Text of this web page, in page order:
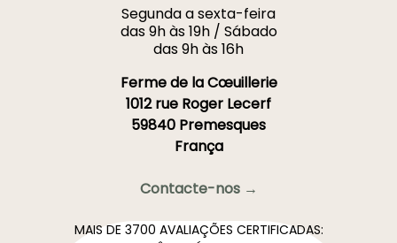
Segunda a sexta-feira
das 9h às 19h / Sábado
das 9h às 16h
Ferme de la Cœuillerie
1012 rue Roger Lecerf
59840 Premesques
França
Contacte-nos →
MAIS DE 3700 AVALIAÇÕES CERTIFICADAS: